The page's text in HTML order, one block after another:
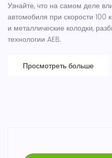
Узнайте, что на самом деле
автомобиля при скорости
и металлические колодки,
технологии AEB.
Просмотреть больше